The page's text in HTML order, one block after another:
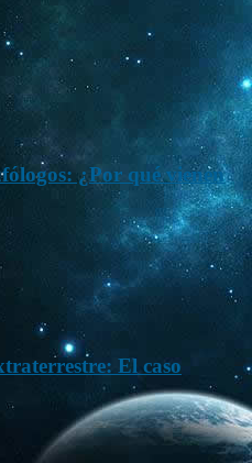
¿Por qué vienen
El caso